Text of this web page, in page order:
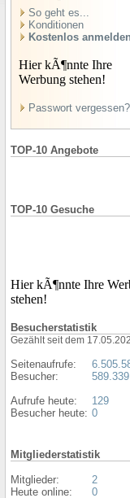
So geht es...
Konditionen
Kostenlos anmelden
Hier kÃ¶nnte Ihre
Werbung stehen!
Passwort vergessen?
TOP-10 Angebote
TOP-10 Gesuche
Hier kÃ¶nnte Ihre
stehen!
Besucherstatistik
Gezählt seit dem
Seitenaufrufe:
Besucher:
Aufrufe heute:
Besucher heute:
589.339
129
0
Mitgliederstatistik
Mitglieder:
Heute online:
2
0